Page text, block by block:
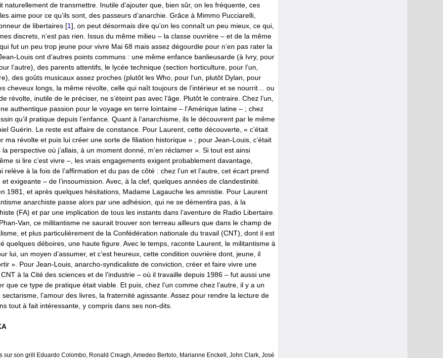
naturellement de transmettre. Inutile d’ajouter que, bien sûr, on les fréquente, ces
aime pour ce qu’ils sont, des passeurs d’anarchie. Grâce à Mimmo Pucciarelli,
de libertaires [1] , on peut désormais dire qu’on les connaît un peu mieux, ce qui,
discrets, n’est pas rien. Issus du même milieu – la classe ouvrière – et de la même
fut un peu trop jeune pour vivre Mai 68 mais assez dégourdie pour n’en pas rater la
Louis ont d’autres points communs : une même enfance banlieusarde (à Ivry, pour
l’autre), des parents attentifs, le lycée technique (section horticulture, pour l’un,
des goûts musicaux assez proches (plutôt les Who, pour l’un, plutôt Dylan, pour
cheveux longs, la même révolte, celle qui naît toujours de l’intérieur et se nourrit… ou
révolte, inutile de le préciser, ne s’éteint pas avec l’âge. Plutôt le contraire. Chez l’un,
authentique passion pour le voyage en terre lointaine – l’Amérique latine – ; chez
qu’il pratique depuis l’enfance. Quant à l’anarchisme, ils le découvrent par le même
Guérin. Le reste est affaire de constance. Pour Laurent, cette découverte, « c’était
ma révolte et puis lui créer une sorte de filiation historique » ; pour Jean-Louis, c’était
la perspective où j’allais, à un moment donné, m’en réclamer ». Si tout est ainsi
si lire c’est vivre –, les vrais engagements exigent probablement davantage,
relève à la fois de l’affirmation et du pas de côté : chez l’un et l’autre, cet écart prend
exigeante – de l’insoumission. Avec, à la clef, quelques années de clandestinité.
1981, et après quelques hésitations, Madame Lagauche les amnistie. Pour Laurent
anarchiste passe alors par une adhésion, qui ne se démentira pas, à la
(FA) et par une implication de tous les instants dans l’aventure de Radio Libertaire.
Van, ce militantisme ne saurait trouver son terreau ailleurs que dans le champ de
et plus particulièrement de la Confédération nationale du travail (CNT), dont il est
quelques déboires, une haute figure. Avec le temps, raconte Laurent, le militantisme à
lui, un moyen d’assumer, et c’est heureux, cette condition ouvrière dont, jeune, il
». Pour Jean-Louis, anarcho-syndicaliste de conviction, créer et faire vivre une
à la Cité des sciences et de l’industrie – où il travaille depuis 1986 – fut aussi une
que ce type de pratique était viable. Et puis, chez l’un comme chez l’autre, il y a un
l’amour des livres, la fraternité agissante. Assez pour rendre la lecture de
tout à fait intéressante, y compris dans ses non-dits.
sur son grill Eduardo Colombo, Ronald Creagh, Amedeo Bertolo, Marianne Enckell, John Clark, José